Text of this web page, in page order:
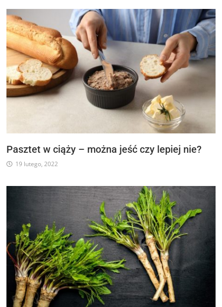
Pasztet w ciąży – można jeść czy lepiej nie?
19 lutego, 2022